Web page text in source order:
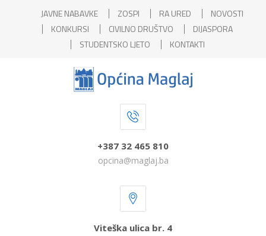
JAVNE NABAVKE ZOSPI RA URED
NOVOSTI
KONKURSI
CIVILNO DRUŠTVO
DIJASPORA
STUDENTSKO LJETO
KONTAKTI
+387 32 465 810
opcina@maglaj.ba
Viteška ulica br. 4